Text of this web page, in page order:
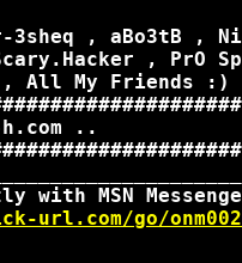
3sheq , aBo3tB
, Scary.Hacker
Hack , All My
Real-h.com
url.com/go/